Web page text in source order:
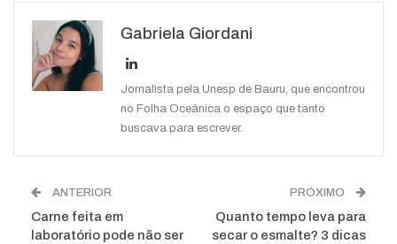
WhatsApp
Gabriela Giordani
Jornalista pela Unesp de Bauru, que encontrou
no Folha Oceânica o espaço que tanto
buscava para escrever.
ANTERIOR
Carne feita em
laboratório pode não ser
PRÓXIMO
Quanto tempo leva para
secar o esmalte? 3 dicas